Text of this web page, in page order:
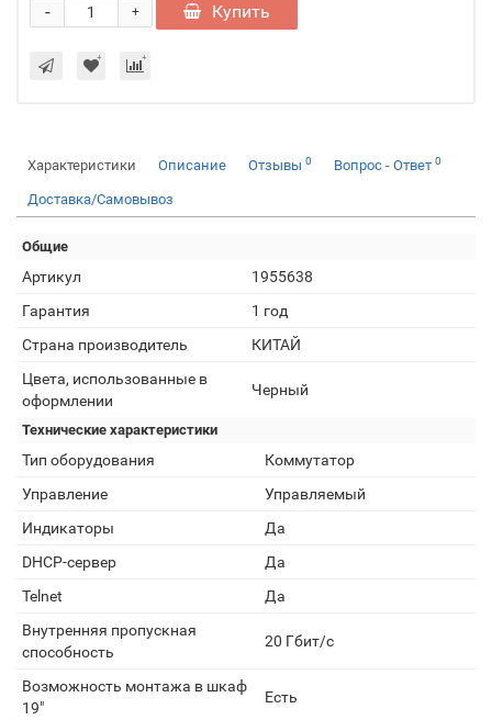
+
- Купить
Характеристики Описание Отзывы 0 Вопрос - Ответ 0
Доставка/Самовывоз
Общие
Артикул
1955638
Гарантия
1 год
Страна производитель
КИТАЙ
Цвета, использованные в
оформлении
Черный
Технические характеристики
Тип оборудования
Коммутатор
Управление
Управляемый
Индикаторы
Да
DHCP-сервер
Да
Telnet
Да
Внутренняя пропускная
способность
20 Гбит/с
Возможность монтажа в шкаф
19"
Есть